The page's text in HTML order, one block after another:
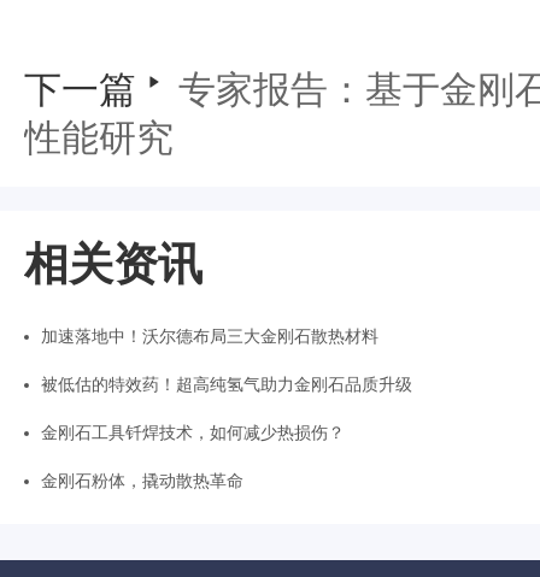
下一篇
专家报告：基于金刚
性能研究
相关资讯
加速落地中！沃尔德布局三大金刚石散热材料
被低估的特效药！超高纯氢气助力金刚石品质升级
金刚石工具钎焊技术，如何减少热损伤？
金刚石粉体，撬动散热革命